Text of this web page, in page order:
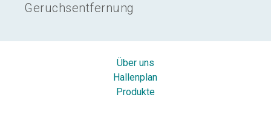
Geruchsentfernung
Über uns
Hallenplan
Produkte